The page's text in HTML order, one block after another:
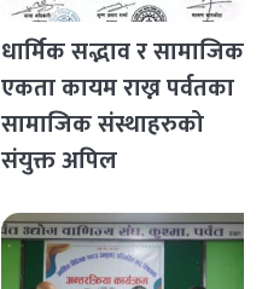
धार्मिक सद्भाव र सामाजिक
एकता कायम राख्न पर्वतका
सामाजिक संस्थाहरुको
संयुक्त अपिल